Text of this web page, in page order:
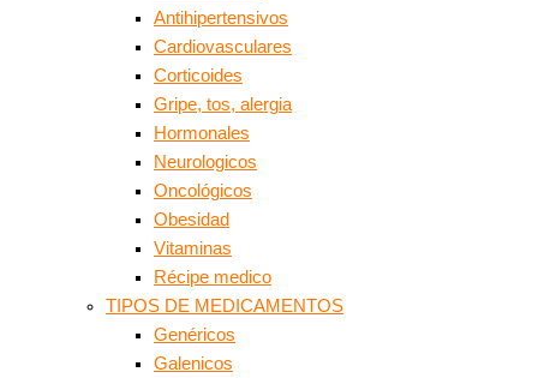
Antihipertensivos
Cardiovasculares
Corticoides
Gripe, tos, alergia
Hormonales
Neurologicos
Oncológicos
Obesidad
Vitaminas
Récipe medico
TIPOS DE MEDICAMENTOS
Genéricos
Galenicos